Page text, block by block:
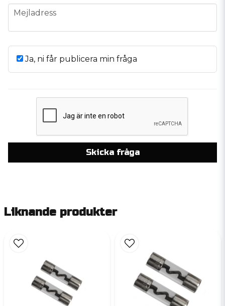
email
Mejladress
Ja, ni får publicera min fråga
Skicka fråga
Liknande produkter